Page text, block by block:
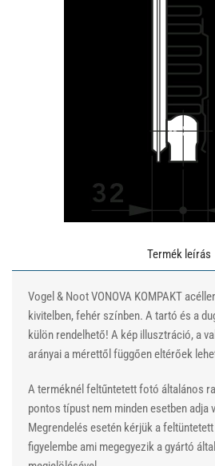
Termék leírás
Vogel & Noot VONOVA KOMPAKT
kivitelben, fehér színben. A tartó és a
külön rendelhető! A kép illusztráció, a
arányai a mérettől függően eltérőek
A terméknél feltűntetett fotó általános
pontos típust nem minden esetben adja
Megrendelés esetén kérjük a
figyelembe ami megegyezik a gyártó